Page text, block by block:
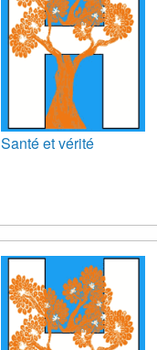
Santé et vérité